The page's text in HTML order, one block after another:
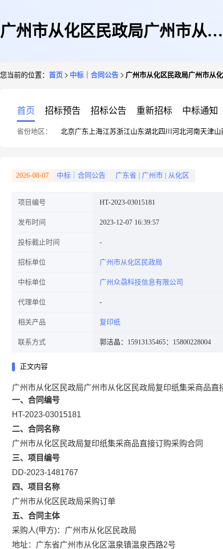
广州市从化区民政局广州市从化
您当前的位置： 首页 中标｜合同公告 广州市从化区民政局广州市从
首页 招标预告 招标公告 重新招标 中标通知
省份地区： 北京广东 上海江苏浙江山东湖北四川 河北河南天津山
2026-08-07 中标｜合同公告 广东省 广州市 从化区
项目编号 HT-2023-03015181
发布时间 2023-12-07 16:39:57
投标截止时间
招标单位 广州市从化区民政局
中标单位 广州众骉科技信息有限公司
代理单位
相关产品 复印纸
联系方式 郭洁晶：15913135465：15800228004
正文内容
广州市从化区民政局广州市从化区民政局复印纸集采商品直
一、合同编号
HT-2023-03015181
二、合同名称
广州市从化区民政局复印纸集采商品直接订购采购合同
三、项目编号
DD-2023-1481767
四、项目名称
广州市从化区民政局采购订单
五、合同主体
采购人(甲方)：广州市从化区民政局
地址：广东省广州市从化区温泉镇温泉西路2号